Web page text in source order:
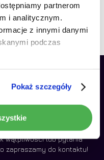
partnerom
i analitycznym.
z innymi danymi
podczas
Pokaż szczegóły
wątpliwości lub pytania
zapraszamy do kontaktu!